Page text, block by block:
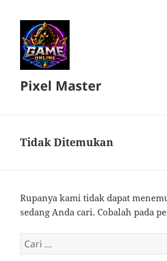
Pixel Master
Tidak Ditemukan
Rupanya kami tidak dapat
sedang Anda cari. Cobalah pada
Cari
untuk: